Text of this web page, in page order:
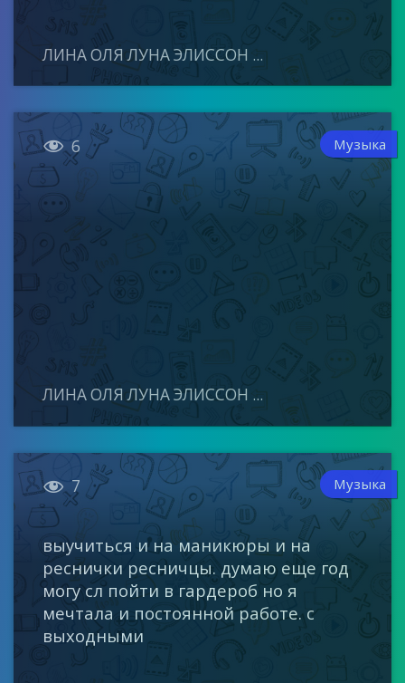
ЛИНА ОЛЯ ЛУНА ЭЛИССОН ...
 6 Музыка
ЛИНА ОЛЯ ЛУНА ЭЛИССОН ...
 7 Музыка
выучиться и на маникюры и на
реснички ресничцы. думаю еще год
могу сл пойти в гардероб но я
мечтала и постоянной работе. с
выходными